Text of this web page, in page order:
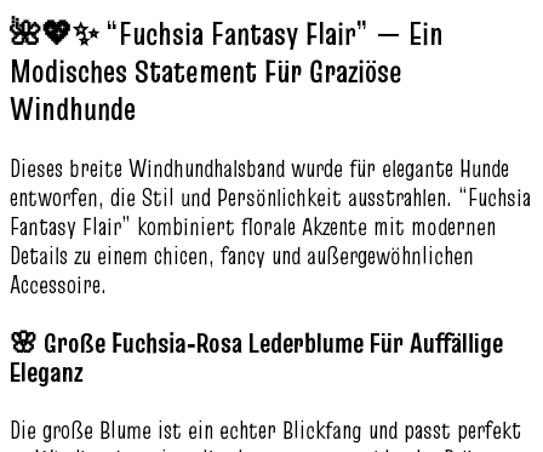
🌺💖✨ “Fuchsia Fantasy Flair” — Ein
Modisches Statement Für Graziöse
Windhunde
Dieses breite Windhundhalsband wurde für elegante Hunde
entworfen, die Stil und Persönlichkeit ausstrahlen. “Fuchsia
Fantasy Flair” kombiniert florale Akzente mit modernen
Details zu einem chicen, fancy und außergewöhnlichen
Accessoire.
🌸 Große Fuchsia‑Rosa Lederblume Für Auffällige
Eleganz
Die große Blume ist ein echter Blickfang und passt perfekt